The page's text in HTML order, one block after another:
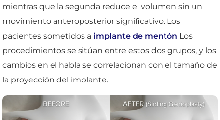
mientras que la segunda reduce el volumen sin un
movimiento anteroposterior significativo. Los
pacientes sometidos a implante de mentón Los
procedimientos se sitúan entre estos dos grupos, y los
cambios en el habla se correlacionan con el tamaño de
la proyección del implante.